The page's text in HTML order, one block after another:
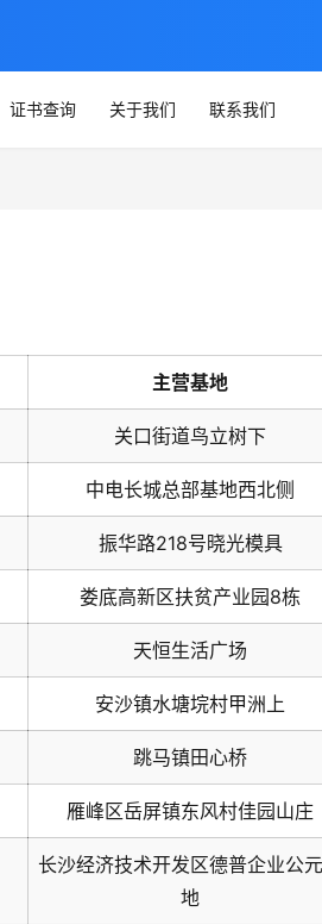
证书查询 关于我们 联系我们
主营基地
关口街道鸟立树下
中电长城总部基地西北侧
振华路218号晓光模具
娄底高新区扶贫产业园8栋
天恒生活广场
安沙镇水塘垸村甲洲上
跳马镇田心桥
雁峰区岳屏镇东风村佳园山庄
长沙经济技术开发区德普企业公
地